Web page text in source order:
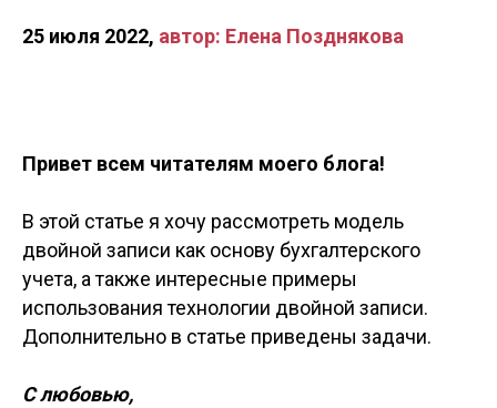
25 июля 2022, автор: Елена Позднякова
Привет всем читателям моего блога!
В этой статье я хочу рассмотреть модель
двойной записи как основу бухгалтерского
учета, а также интересные примеры
использования технологии двойной записи.
Дополнительно в статье приведены задачи.
С любовью,